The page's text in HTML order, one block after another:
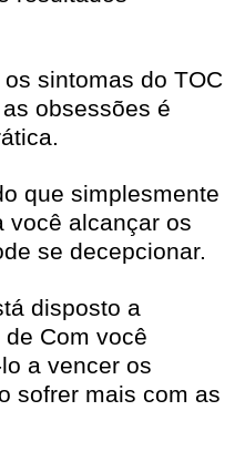
sintomas do TOC
obsessões é
que simplesmente
você alcançar os
se decepcionar.
disposto a
Com você
a vencer os
sofrer mais com as